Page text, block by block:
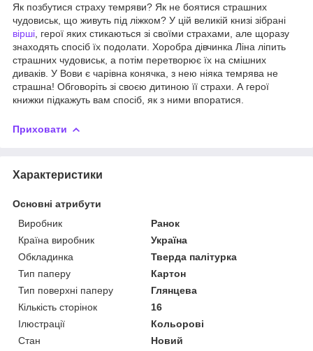
Як позбутися страху темряви? Як не боятися страшних
чудовиськ, що живуть під ліжком? У цій великій книзі зібрані
вірші , герої яких стикаються зі своїми страхами, але щоразу
знаходять спосіб їх подолати. Хоробра дівчинка Ліна ліпить
страшних чудовиськ, а потім перетворює їх на смішних
диваків. У Вови є чарівна конячка, з нею ніяка темрява не
страшна! Обговоріть зі своєю дитиною її страхи. А герої
книжки підкажуть вам спосіб, як з ними впоратися.
Приховати
Характеристики
Основні атрибути
Виробник
Ранок
Країна виробник
Україна
Обкладинка
Тверда палітурка
Тип паперу
Картон
Тип поверхні паперу
Глянцева
Кількість сторінок
16
Ілюстрації
Кольорові
Стан
Новий